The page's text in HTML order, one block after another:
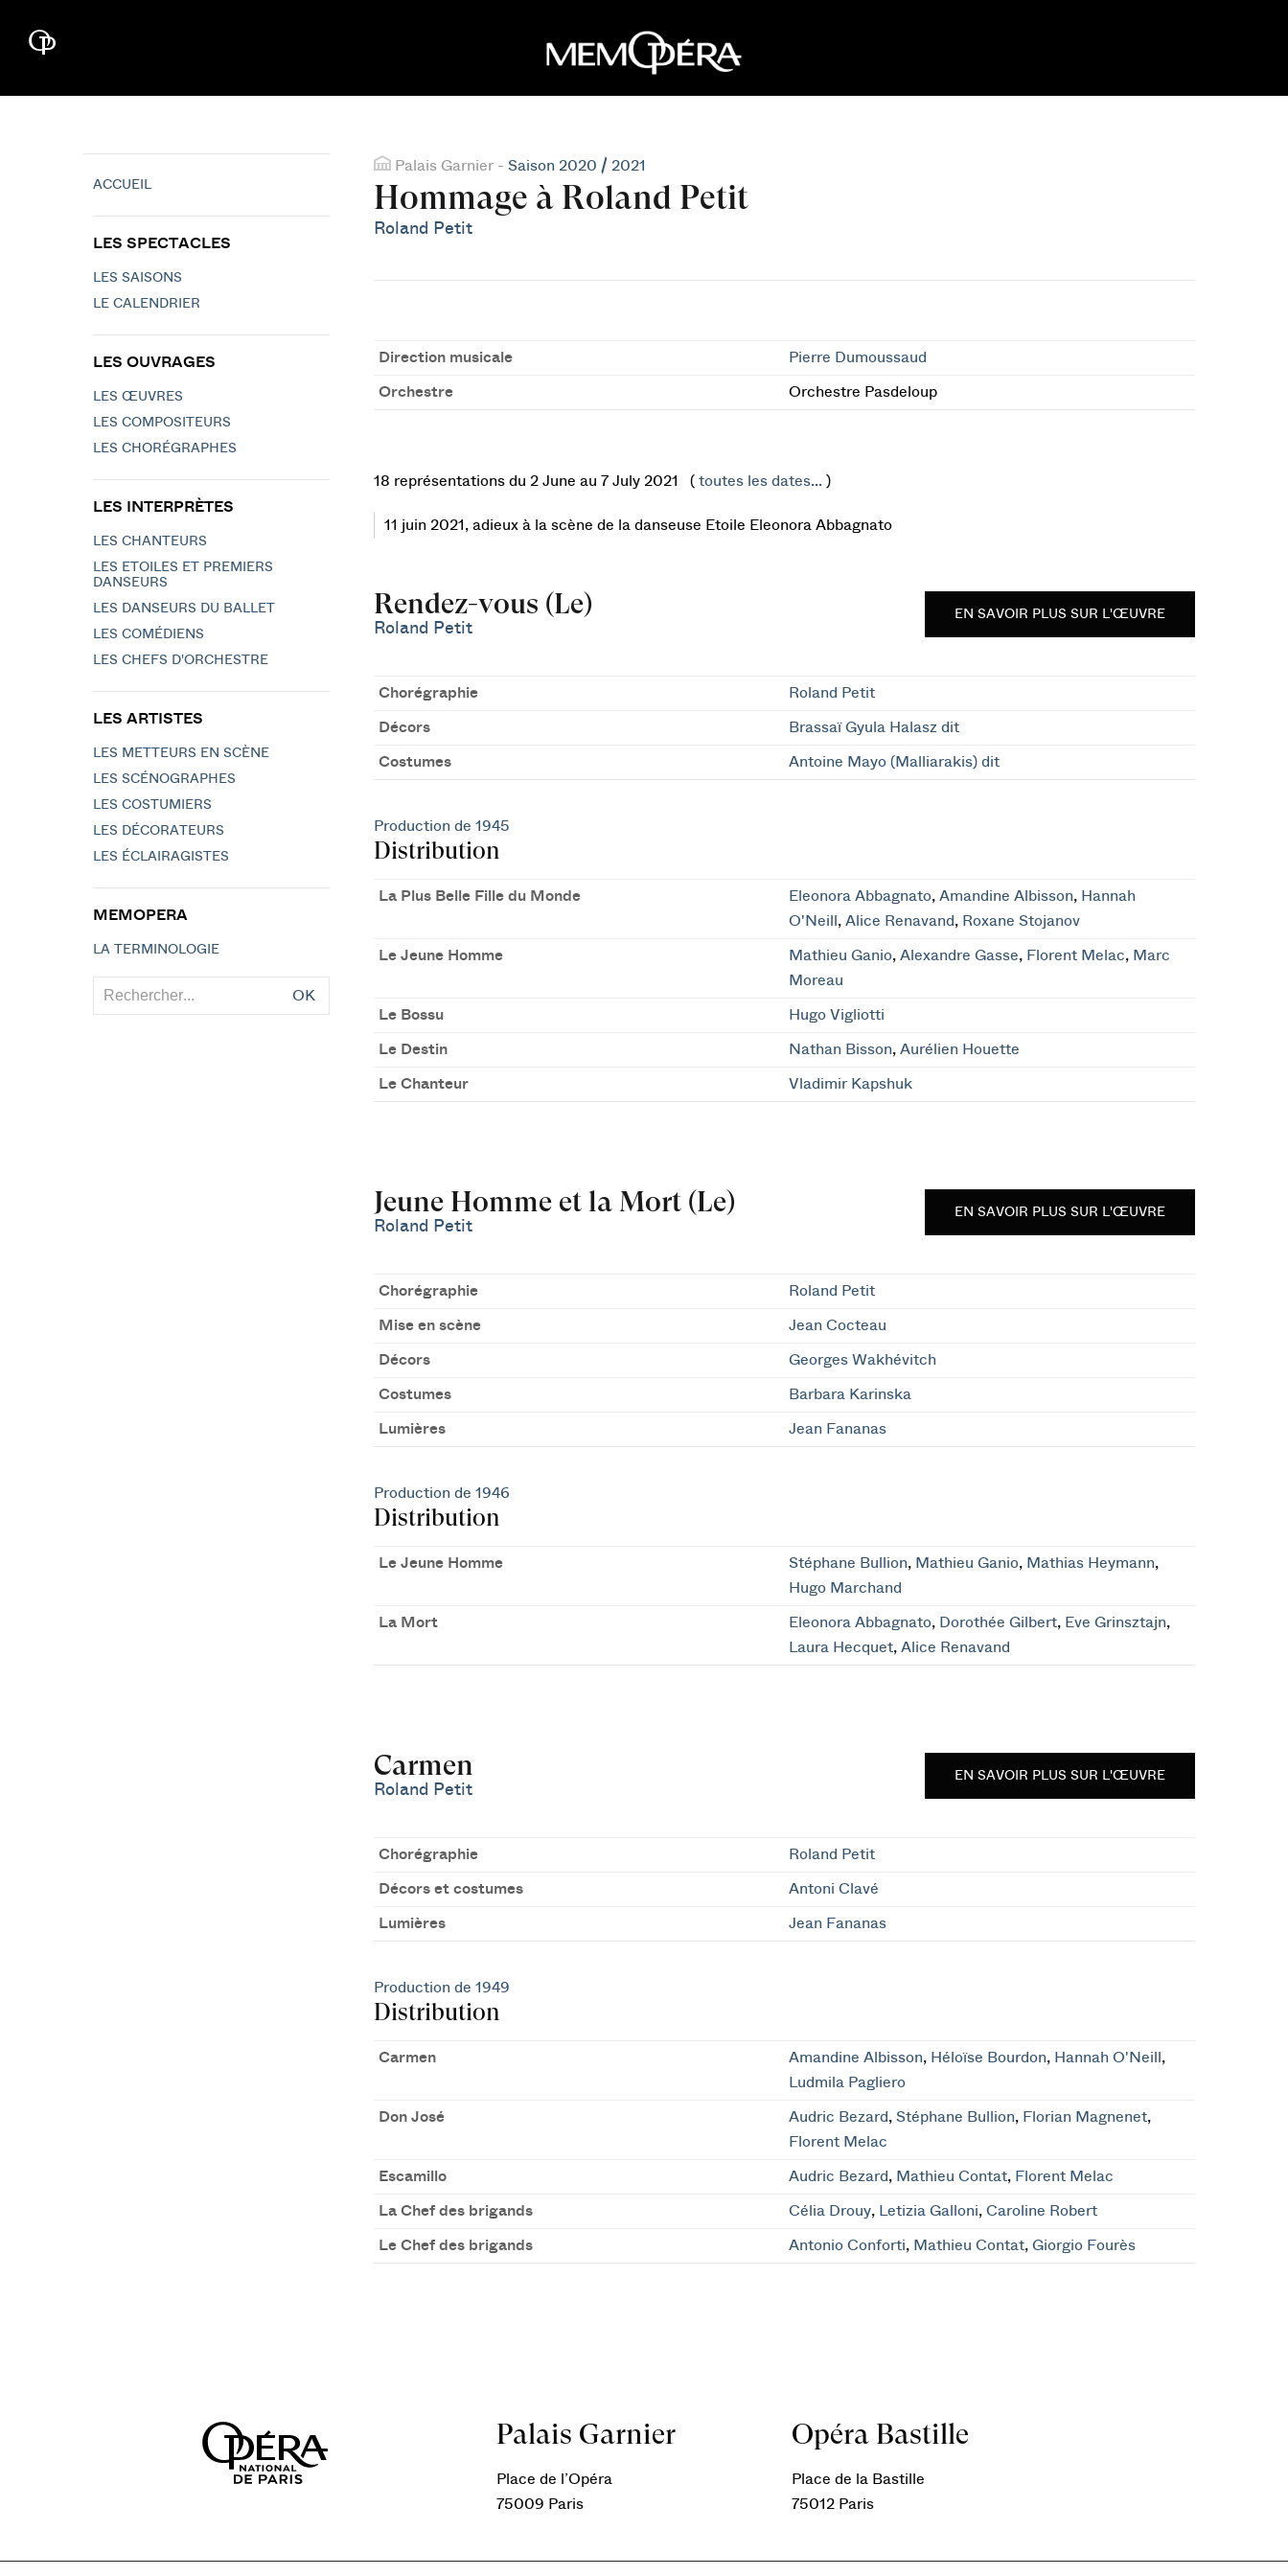
Palais Garnier - Saison 2020 / 2021
Hommage à Roland Petit
Roland Petit
Direction musicale Pierre Dumoussaud
Orchestre Orchestre Pasdeloup
18 représentations du 2 June au 7 July 2021 ( toutes les dates...)
11 juin 2021, adieux à la scène de la danseuse Etoile Eleonora Abbagnato
Rendez-vous (Le)
Roland Petit
EN SAVOIR PLUS SUR L'ŒUVRE
Chorégraphie Roland Petit
Décors Brassaï Gyula Halasz dit
Costumes Antoine Mayo (Malliarakis) dit
Production de 1945
Distribution
La Plus Belle Fille du Monde Eleonora Abbagnato,Amandine Albisson, Hannah
O'Neill ,Alice Renavand, Roxane Stojanov
Le Jeune Homme Mathieu Ganio,Alexandre Gasse, Florent Melac, Marc
Moreau
Le Bossu Hugo Vigliotti
Le Destin Nathan Bisson,Aurélien Houette
Le Chanteur Vladimir Kapshuk
Jeune Homme et la Mort (Le)
Roland Petit
EN SAVOIR PLUS SUR L'ŒUVRE
Chorégraphie Roland Petit
Mise en scène Jean Cocteau
Décors Georges Wakhévitch
Costumes Barbara Karinska
Lumières Jean Fananas
Production de 1946
Distribution
Le Jeune Homme Stéphane Bullion, Mathieu Ganio, Mathias Heymann,
Hugo Marchand
La Mort Eleonora Abbagnato, Dorothée Gilbert, Eve Grinsztajn,
Laura Hecquet,Alice Renavand
Carmen
Roland Petit
EN SAVOIR PLUS SUR L'ŒUVRE
Chorégraphie Roland Petit
Décors et costumes Antoni Clavé
Lumières Jean Fananas
Production de 1949
Distribution
Carmen Amandine Albisson, Héloïse Bourdon, Hannah O'Neill ,
Ludmila Pagliero
Don José Audric Bezard,Stéphane Bullion, Florian Magnenet,
Florent Melac
Escamillo Audric Bezard, Mathieu Contat, Florent Melac
La Chef des brigands Célia Drouy, Letizia Galloni,Caroline Robert
Le Chef des brigands Antonio Conforti, Mathieu Contat,Giorgio Fourès
ACCUEIL
LES SPECTACLES
LES SAISONS
LE CALENDRIER
LES OUVRAGES
LES ŒUVRES
LES COMPOSITEURS
LES CHORÉGRAPHES
LES INTERPRÈTES
LES CHANTEURS
LES ETOILES ET PREMIERS
DANSEURS
LES DANSEURS DU BALLET
LES COMÉDIENS
LES CHEFS D'ORCHESTRE
LES ARTISTES
LES METTEURS EN SCÈNE
LES SCÉNOGRAPHES
LES COSTUMIERS
LES DÉCORATEURS
LES ÉCLAIRAGISTES
MEMOPERA
LA TERMINOLOGIE
OK
Palais Garnier
Place de l’Opéra
75009 Paris
Opéra Bastille
Place de la Bastille
75012 Paris